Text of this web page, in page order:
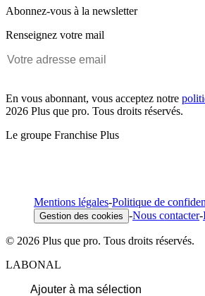
Abonnez-vous à la newsletter
Renseignez votre mail
En vous abonnant, vous acceptez notre
2026 Plus que pro. Tous droits réservés.
Le groupe Franchise Plus
Mentions légales-Politique de
Gestion des cookies -Nous contacter-
© 2026 Plus que pro. Tous droits réservés.
LABONAL
Ajouter à ma sélection